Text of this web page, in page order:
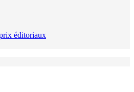
éditoriaux